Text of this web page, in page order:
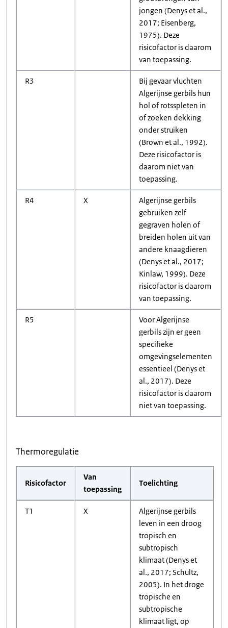
jongen (Denys et al.,
2017; Eisenberg,
1975). Deze
risicofactor is daarom
van toepassing.
R3
Bij gevaar vluchten
Algerijnse gerbils hun
hol of rotsspleten in
of zoeken dekking
onder struiken
(Brown et al., 1992).
Deze risicofactor is
daarom niet van
toepassing.
R4 X
Algerijnse gerbils
gebruiken zelf
gegraven holen of
breiden holen uit van
andere knaagdieren
(Denys et al., 2017;
Kinlaw, 1999). Deze
risicofactor is daarom
van toepassing.
R5
Voor Algerijnse
gerbils zijn er geen
specifieke
omgevingselementen
essentieel (Denys et
al., 2017). Deze
risicofactor is daarom
niet van toepassing.
Thermoregulatie
Risicofactor
Van
toepassing
Toelichting
T1 X
Algerijnse gerbils
leven in een droog
tropisch en
subtropisch
klimaat (Denys et
al., 2017; Schultz,
2005). In het droge
tropische en
subtropische
klimaat ligt, op